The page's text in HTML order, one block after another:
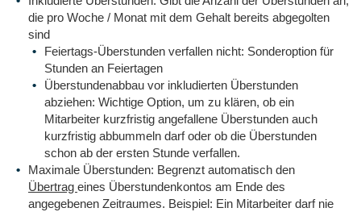
die pro Woche / Monat mit dem Gehalt bereits abgegolten
sind
Feiertags-Überstunden verfallen nicht: Sonderoption für
Stunden an Feiertagen
Überstundenabbau vor inkludierten Überstunden
abziehen: Wichtige Option, um zu klären, ob ein
Mitarbeiter kurzfristig angefallene Überstunden auch
kurzfristig abbummeln darf oder ob die Überstunden
schon ab der ersten Stunde verfallen.
Maximale Überstunden: Begrenzt automatisch den
Übertrag eines Überstundenkontos am Ende des
angegebenen Zeitraumes. Beispiel: Ein Mitarbeiter darf nie